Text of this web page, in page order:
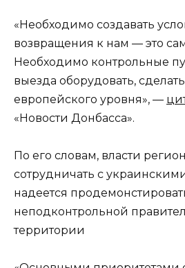
«Необходимо создавать
возвращения к нам — это
Необходимо контрольные
выезда оборудовать,
европейского уровня», —
«Новости Донбасса».
По его словам, власти
сотрудничать с
надеется
неподконтрольной
территории